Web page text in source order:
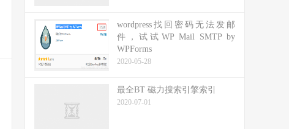
wordpress找回密码无法发邮
件，试试WP Mail SMTP by
WPForms
2020-05-28
最全BT 磁力搜索引擎索引
2020-07-01